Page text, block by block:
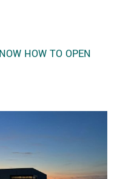
HOW TO OPEN